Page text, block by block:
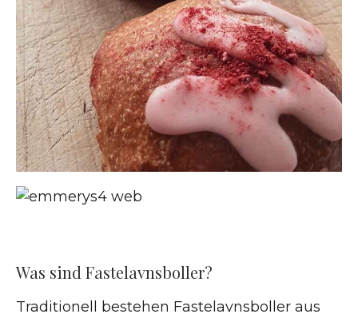
Was sind Fastelavnsboller?
Traditionell bestehen Fastelavnsboller aus